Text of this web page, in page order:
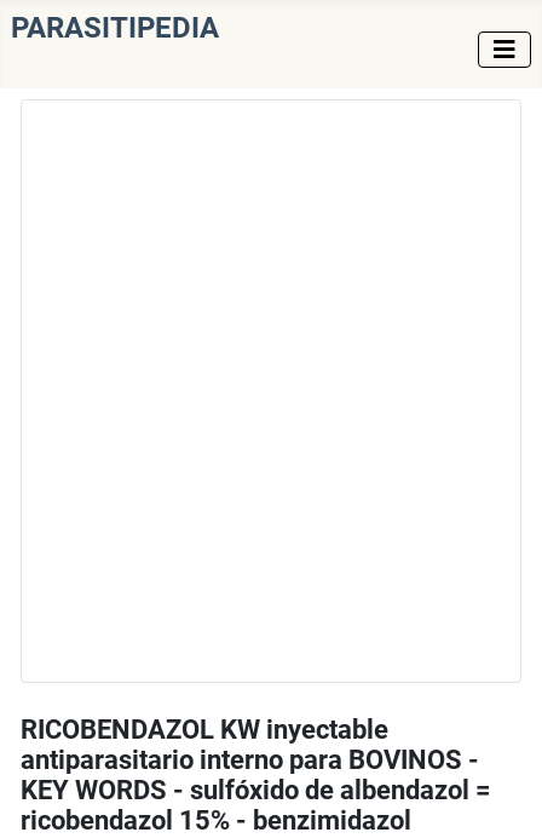
PARASITIPEDIA
RICOBENDAZOL KW inyectable
antiparasitario interno para BOVINOS -
KEY WORDS - sulfóxido de albendazol =
ricobendazol 15% - benzimidazol